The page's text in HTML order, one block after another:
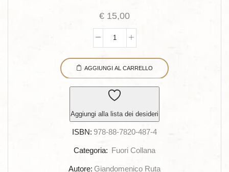
€ 15,00
segreto
di
Gonzaga
quantità
AGGIUNGI AL CARRELLO
Aggiungi alla lista dei desideri
ISBN: 978-88-7820-487-4
Categoria: Fuori Collana
Autore: Giandomenico Ruta